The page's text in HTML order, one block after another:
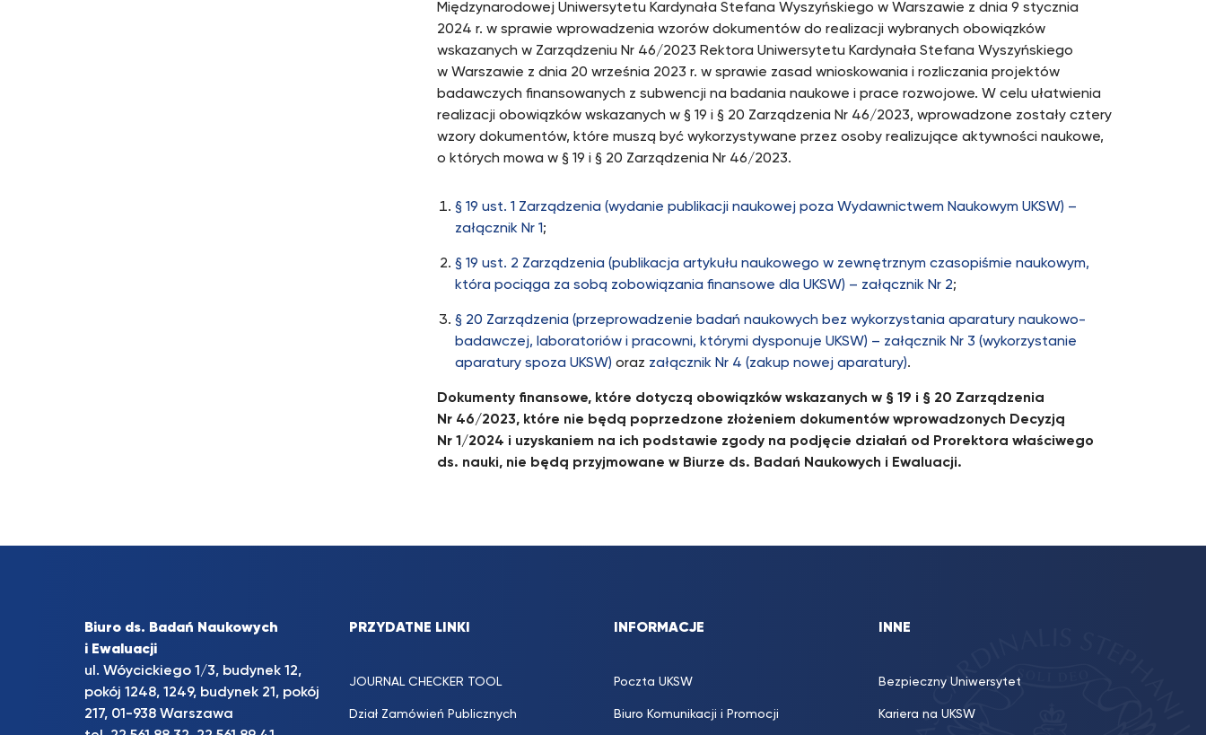
Międzynarodowej Uniwersytetu Kardynała Stefana Wyszyńskiego w Warszawie z dnia 9 stycznia
2024 r. w sprawie wprowadzenia wzorów dokumentów do realizacji wybranych obowiązków
wskazanych w Zarządzeniu Nr 46/2023 Rektora Uniwersytetu Kardynała Stefana Wyszyńskiego
w Warszawie z dnia 20 września 2023 r. w sprawie zasad wnioskowania i rozliczania projektów
badawczych finansowanych z subwencji na badania naukowe i prace rozwojowe. W celu ułatwienia
realizacji obowiązków wskazanych w § 19 i § 20 Zarządzenia Nr 46/2023, wprowadzone zostały cztery
wzory dokumentów, które muszą być wykorzystywane przez osoby realizujące aktywności naukowe,
o których mowa w § 19 i § 20 Zarządzenia Nr 46/2023.
§ 19 ust. 1 Zarządzenia (wydanie publikacji naukowej poza Wydawnictwem Naukowym UKSW) –
załącznik Nr 1;
§ 19 ust. 2 Zarządzenia (publikacja artykułu naukowego w zewnętrznym czasopiśmie naukowym,
która pociąga za sobą zobowiązania finansowe dla UKSW) – załącznik Nr 2;
§ 20 Zarządzenia (przeprowadzenie badań naukowych bez wykorzystania aparatury naukowo-
badawczej, laboratoriów i pracowni, którymi dysponuje UKSW) – załącznik Nr 3 (wykorzystanie
aparatury spoza UKSW) oraz załącznik Nr 4 (zakup nowej aparatury).
Dokumenty finansowe, które dotyczą obowiązków wskazanych w § 19 i § 20 Zarządzenia
Nr 46/2023, które nie będą poprzedzone złożeniem dokumentów wprowadzonych Decyzją
Nr 1/2024 i uzyskaniem na ich podstawie zgody na podjęcie działań od Prorektora właściwego
ds. nauki, nie będą przyjmowane w Biurze ds. Badań Naukowych i Ewaluacji.
Biuro ds. Badań Naukowych
i Ewaluacji
ul. Wóycickiego 1/3, budynek 12,
pokój 1248, 1249, budynek 21, pokój
217, 01-938 Warszawa
PRZYDATNE LINKI
JOURNAL CHECKER TOOL
Dział Zamówień Publicznych
INFORMACJE
Poczta UKSW
Biuro Komunikacji i Promocji
INNE
Bezpieczny Uniwersytet
Kariera na UKSW